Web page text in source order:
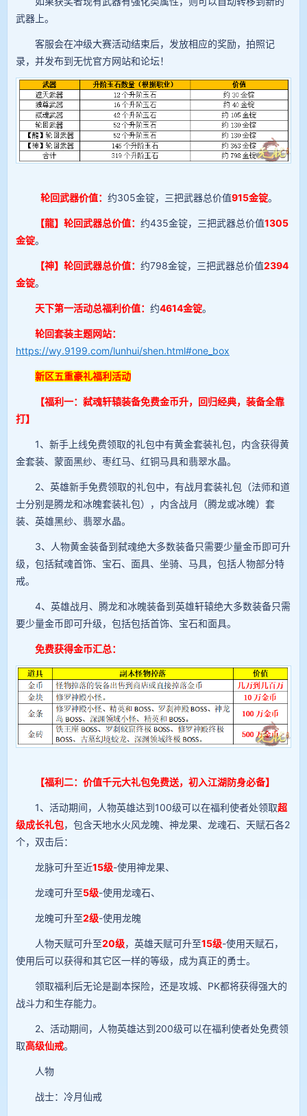
武器上。
客服会在冲级大赛活动结束后，发放相应的奖励，拍照记
录，并发布到无忧官方网站和论坛！
轮回武器价值： 约305金锭，三把武器总价值915金锭。
【龍】轮回武器总价值： 约435金锭，三把武器总价值1305
金锭。
【神】轮回武器总价值： 约798金锭，三把武器总价值2394
金锭。
天下第一活动总福利价值： 约4614金锭。
轮回套装主题网站：
https://wy.9199.com/lunhui/shen.html#one_box
新区五重豪礼福利活动
【福利一：弑魂轩辕装备免费金币升，回归经典，装备全靠
打】
1、新手上线免费领取的礼包中有黄金套装礼包，内含获得黄
金套装、蒙面黑纱、枣红马、红铜马具和翡翠水晶。
2、英雄新手免费领取的礼包中，有战月套装礼包（法师和道
士分别是腾龙和冰魄套装礼包），内含战月（腾龙或冰魄）套
装、英雄黑纱、翡翠水晶。
3、人物黄金装备到弑魂绝大多数装备只需要少量金币即可升
级，包括弑魂首饰、宝石、面具、坐骑、马具，包括人物部分特
戒。
4、英雄战月、腾龙和冰魄装备到英雄轩辕绝大多数装备只需
要少量金币即可升级，包括包括首饰、宝石和面具。
免费获得金币汇总：
【福利二：价值千元大礼包免费送，初入江湖防身必备】
1、活动期间，人物英雄达到100级可以在福利使者处领取超
级成长礼包，包含天地水火风龙魄、神龙果、龙魂石、天赋石各2
个，双击后：
龙脉可升至近15级-使用神龙果、
龙魂可升至5级-使用龙魂石、
龙魄可升至2级-使用龙魄
人物天赋可升至20级，英雄天赋可升至15级-使用天赋石，
使用后可以获得和其它区一样的等级，成为真正的勇士。
领取福利后无论是副本探险，还是攻城、PK都将获得强大的
战斗力和生存能力。
2、活动期间，人物英雄达到200级可以在福利使者处免费领
取高级仙戒。
人物
战士：冷月仙戒